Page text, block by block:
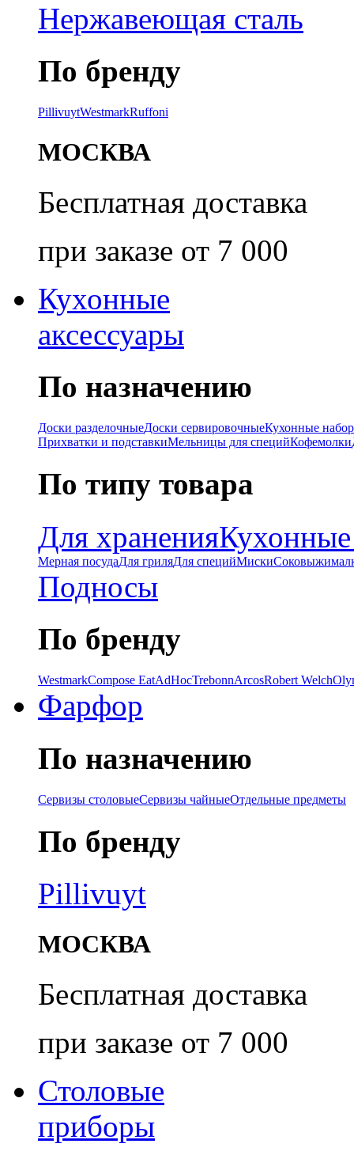
Нержавеющая сталь
По бренду
PillivuytWestmarkRuffoni
МОСКВА
Бесплатная доставка
при заказе от 7 000
Кухонные
аксессуары
По назначению
Доски разделочныеДоски сервировочныеКухонные
Прихватки и подставкиМельницы для специйКофемолки
По типу товара
Для хранения
Мерная посудаДля гриляДля специйМиски
Подносы
По бренду
WestmarkCompose EatAdHocTrebonnArcosRobert Welch
Фарфор
По назначению
Сервизы столовыеСервизы чайныеОтдельные предметы
По бренду
Pillivuyt
МОСКВА
Бесплатная доставка
при заказе от 7 000
Столовые
приборы